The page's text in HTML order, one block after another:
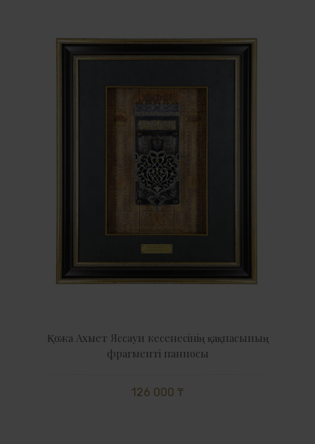
Қожа Ахмет Яссауи кесенесінің қақпасының
фрагменті панносы
126 000 ₸